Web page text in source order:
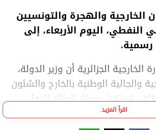
الخارجية والهجرة والتونسيين
النفطي، اليوم الأربعاء، إلى
رسمية.
الخارجية الجزائرية أن وزير الدولة،
والجالية الوطنية بالخارج والشئون
استقبل بمطار الجزائر الدولي،
علي النفطي.
اقرأ المزيد